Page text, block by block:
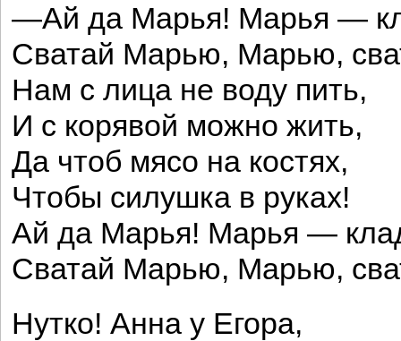
—Ай да Марья! Марья —
Сватай Марью, Марью,
Нам с лица не воду пить,
И с корявой можно жить,
Да чтоб мясо на костях,
Чтобы силушка в руках!
Ай да Марья! Марья —
Сватай Марью, Марью,
Нутко! Анна у Егора,